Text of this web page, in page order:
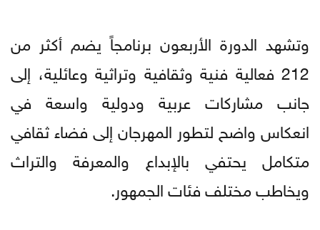
وتشهد الدورة الأربعون برنامجاً يضم أكثر من
212 فعالية فنية وثقافية وتراثية وعائلية، إلى
جانب مشاركات عربية ودولية واسعة في
انعكاس واضح لتطور المهرجان إلى فضاء ثقافي
متكامل يحتفي بالإبداع والمعرفة والتراث
ويخاطب مختلف فئات الجمهور.